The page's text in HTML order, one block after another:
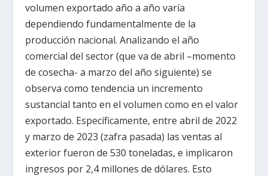
volumen exportado año a año varía
dependiendo fundamentalmente de la
producción nacional. Analizando el año
comercial del sector (que va de abril –momento
de cosecha- a marzo del año siguiente) se
observa como tendencia un incremento
sustancial tanto en el volumen como en el valor
exportado. Específicamente, entre abril de 2022
y marzo de 2023 (zafra pasada) las ventas al
exterior fueron de 530 toneladas, e implicaron
ingresos por 2,4 millones de dólares. Esto